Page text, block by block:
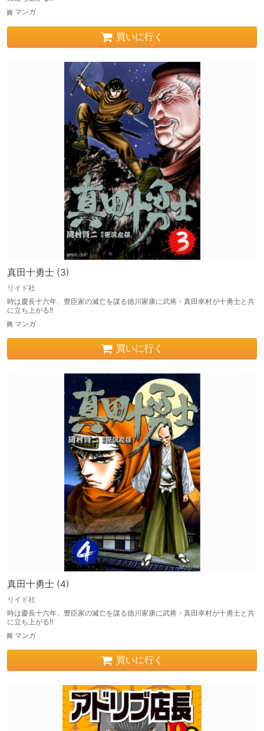
マンガ
買いに行く
真田十勇士 (3)
リイド社
時は慶長十六年、豊臣家の滅亡を謀る徳川家康に武将・真田幸村が十勇士と共
に立ち上がる!!
マンガ
買いに行く
真田十勇士 (4)
リイド社
時は慶長十六年、豊臣家の滅亡を謀る徳川家康に武将・真田幸村が十勇士と共
に立ち上がる!!
マンガ
買いに行く